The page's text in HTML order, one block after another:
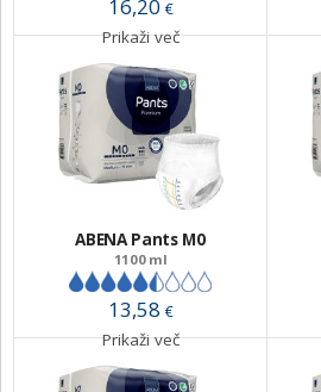
16,20 €
Prikaži več
ABENA Pants M0
1100 ml
13,58 €
Prikaži več